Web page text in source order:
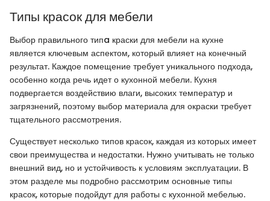
Типы красок для мебели
Выбор правильного типa краски для мебели на кухне
является ключевым аспектом, который влияет на конечный
результат. Каждое помещение требует уникального подхода,
особенно когда речь идет о кухонной мебели. Кухня
подвергается воздействию влаги, высоких температур и
загрязнений, поэтому выбор материала для окраски требует
тщательного рассмотрения.
Существует несколько типов красок, каждая из которых имеет
свои преимущества и недостатки. Нужно учитывать не только
внешний вид, но и устойчивость к условиям эксплуатации. В
этом разделе мы подробно рассмотрим основные типы
красок, которые подойдут для работы с кухонной мебелью.